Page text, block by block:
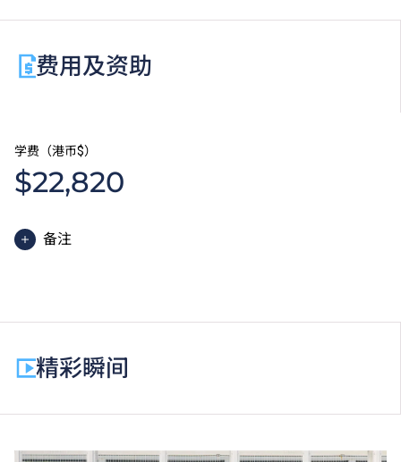
科第 2 级或以上成绩的 VTC 高级文凭课程或香港公务
费用及资助
学费（港币$）
$22,820
备注
除学费外，学生须缴交其他费用如保证金及学生会年
为增强对学生的学习支援，学院或会要求部分学生修读
（三）」，需另缴学费。
精彩瞬间